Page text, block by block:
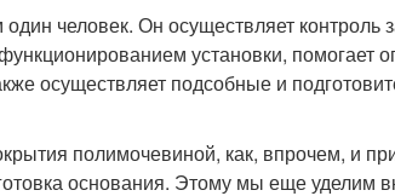
человек. Он осуществляет контроль
установки, помогает
осуществляет подсобные и
полимочевиной, как, впрочем, и
основания. Этому мы еще уделим